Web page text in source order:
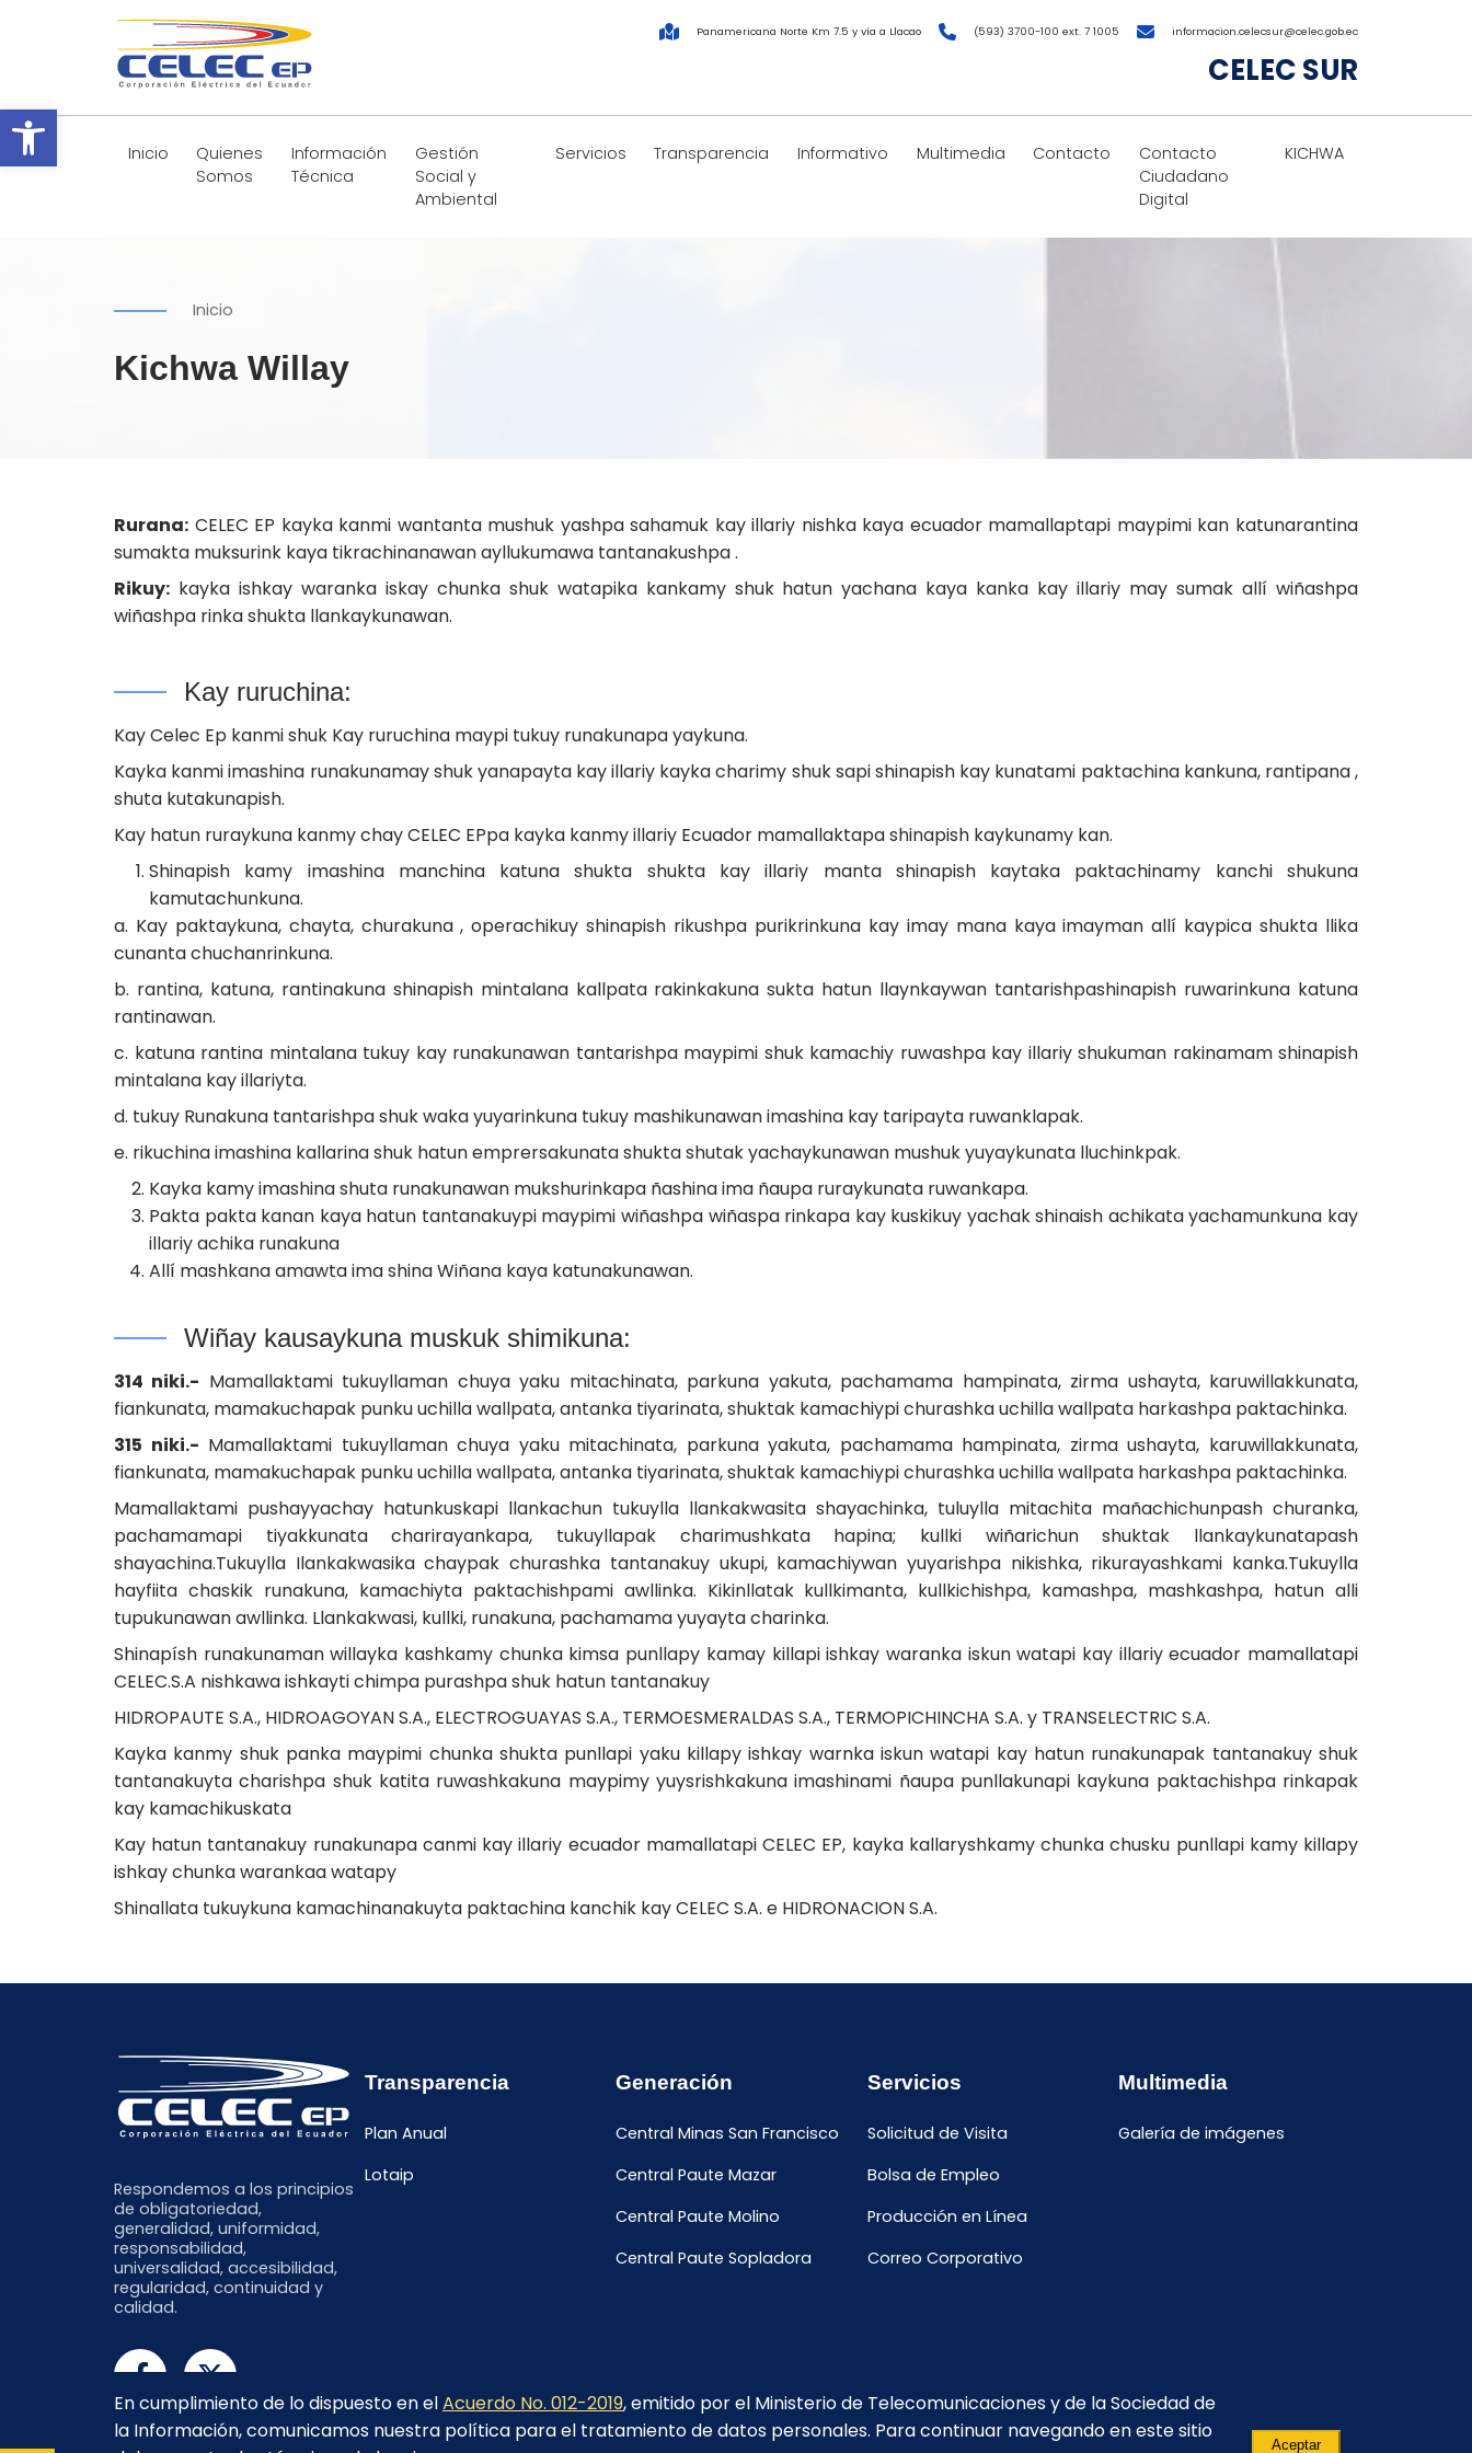
Abrir barra de herramientas
Panamericana Norte Km 7.5 y vía a Llacao (593) 3700-100 ext. 7 1005 informacion.celecsur@celec.gob.ec
CELEC SUR
Inicio
Quienes
Somos
Información
Técnica
Gestión
Social y
Ambiental
Servicios Transparencia Informativo Multimedia Contacto
Contacto
Ciudadano
Digital
KICHWA
Inicio
Kichwa Willay
Rurana: CELEC EP kayka kanmi wantanta mushuk yashpa sahamuk kay illariy nishka kaya ecuador mamallaptapi maypimi kan katunarantina
sumakta muksurink kaya tikrachinanawan ayllukumawa tantanakushpa .
Rikuy: kayka ishkay waranka iskay chunka shuk watapika kankamy shuk hatun yachana kaya kanka kay illariy may sumak allí wiñashpa
wiñashpa rinka shukta llankaykunawan.
Kay ruruchina:
Kay Celec Ep kanmi shuk Kay ruruchina maypi tukuy runakunapa yaykuna.
Kayka kanmi imashina runakunamay shuk yanapayta kay illariy kayka charimy shuk sapi shinapish kay kunatami paktachina kankuna, rantipana ,
shuta kutakunapish.
Kay hatun ruraykuna kanmy chay CELEC EPpa kayka kanmy illariy Ecuador mamallaktapa shinapish kaykunamy kan.
Shinapish kamy imashina manchina katuna shukta shukta kay illariy manta shinapish kaytaka paktachinamy kanchi shukuna
kamutachunkuna.
a. Kay paktaykuna, chayta, churakuna , operachikuy shinapish rikushpa purikrinkuna kay imay mana kaya imayman allí kaypica shukta llika
cunanta chuchanrinkuna.
b. rantina, katuna, rantinakuna shinapish mintalana kallpata rakinkakuna sukta hatun llaynkaywan tantarishpashinapish ruwarinkuna katuna
rantinawan.
c. katuna rantina mintalana tukuy kay runakunawan tantarishpa maypimi shuk kamachiy ruwashpa kay illariy shukuman rakinamam shinapish
mintalana kay illariyta.
d. tukuy Runakuna tantarishpa shuk waka yuyarinkuna tukuy mashikunawan imashina kay taripayta ruwanklapak.
e. rikuchina imashina kallarina shuk hatun emprersakunata shukta shutak yachaykunawan mushuk yuyaykunata lluchinkpak.
Kayka kamy imashina shuta runakunawan mukshurinkapa ñashina ima ñaupa ruraykunata ruwankapa.
Pakta pakta kanan kaya hatun tantanakuypi maypimi wiñashpa wiñaspa rinkapa kay kuskikuy yachak shinaish achikata yachamunkuna kay
illariy achika runakuna
Allí mashkana amawta ima shina Wiñana kaya katunakunawan.
Wiñay kausaykuna muskuk shimikuna:
314 niki.- Mamallaktami tukuyllaman chuya yaku mitachinata, parkuna yakuta, pachamama hampinata, zirma ushayta, karuwillakkunata,
fiankunata, mamakuchapak punku uchilla wallpata, antanka tiyarinata, shuktak kamachiypi churashka uchilla wallpata harkashpa paktachinka.
315 niki.- Mamallaktami tukuyllaman chuya yaku mitachinata, parkuna yakuta, pachamama hampinata, zirma ushayta, karuwillakkunata,
fiankunata, mamakuchapak punku uchilla wallpata, antanka tiyarinata, shuktak kamachiypi churashka uchilla wallpata harkashpa paktachinka.
Mamallaktami pushayyachay hatunkuskapi llankachun tukuylla llankakwasita shayachinka, tuluylla mitachita mañachichunpash churanka,
pachamamapi tiyakkunata charirayankapa, tukuyllapak charimushkata hapina; kullki wiñarichun shuktak llankaykunatapash
shayachina.Tukuylla Ilankakwasika chaypak churashka tantanakuy ukupi, kamachiywan yuyarishpa nikishka, rikurayashkami kanka.Tukuylla
hayfiita chaskik runakuna, kamachiyta paktachishpami awllinka. Kikinllatak kullkimanta, kullkichishpa, kamashpa, mashkashpa, hatun alli
tupukunawan awllinka. Llankakwasi, kullki, runakuna, pachamama yuyayta charinka.
Shinapísh runakunaman willayka kashkamy chunka kimsa punllapy kamay killapi ishkay waranka iskun watapi kay illariy ecuador mamallatapi
CELEC.S.A nishkawa ishkayti chimpa purashpa shuk hatun tantanakuy
HIDROPAUTE S.A., HIDROAGOYAN S.A., ELECTROGUAYAS S.A., TERMOESMERALDAS S.A., TERMOPICHINCHA S.A. y TRANSELECTRIC S.A.
Kayka kanmy shuk panka maypimi chunka shukta punllapi yaku killapy ishkay warnka iskun watapi kay hatun runakunapak tantanakuy shuk
tantanakuyta charishpa shuk katita ruwashkakuna maypimy yuysrishkakuna imashinami ñaupa punllakunapi kaykuna paktachishpa rinkapak
kay kamachikuskata
Kay hatun tantanakuy runakunapa canmi kay illariy ecuador mamallatapi CELEC EP, kayka kallaryshkamy chunka chusku punllapi kamy killapy
ishkay chunka warankaa watapy
Shinallata tukuykuna kamachinanakuyta paktachina kanchik kay CELEC S.A. e HIDRONACION S.A.
Respondemos a los principios
de obligatoriedad,
generalidad, uniformidad,
responsabilidad,
universalidad, accesibilidad,
regularidad, continuidad y
calidad.
Transparencia
Plan Anual
Lotaip
Generación
Central Minas San Francisco
Central Paute Mazar
Central Paute Molino
Central Paute Sopladora
Servicios
Solicitud de Visita
Bolsa de Empleo
Producción en Línea
Correo Corporativo
Multimedia
Galería de imágenes
En cumplimiento de lo dispuesto en elAcuerdo No. 012-2019, emitido por el Ministerio de Telecomunicaciones y de la Sociedad de
la Información, comunicamos nuestra política para el tratamiento de datos personales. Para continuar navegando en este sitio
Aceptar